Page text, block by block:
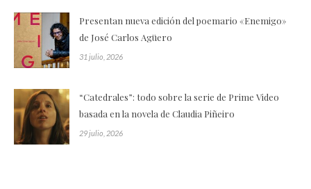
Presentan nueva edición del poemario «Enemigo»
de José Carlos Agüero
31 julio, 2026
“Catedrales”: todo sobre la serie de Prime Video
basada en la novela de Claudia Piñeiro
29 julio, 2026